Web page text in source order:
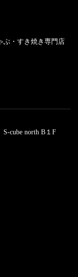
ぶ・すき焼き専門店
cube north B１F